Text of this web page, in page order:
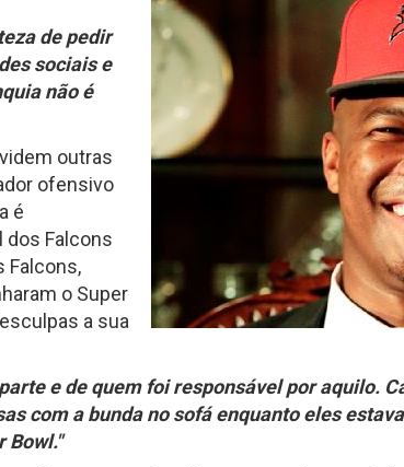
de pedir
sociais e
não é
outras
ofensivo
é
Falcons
Falcons,
o Super
a sua
e de quem foi responsável por aquilo.
com a bunda no sofá enquanto eles
Bowl."